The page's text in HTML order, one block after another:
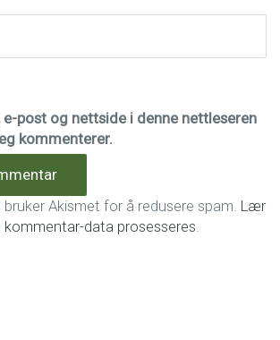
post og nettside i denne nettleseren
kommenterer.
Akismet for å redusere spam. Lær
kommentar-data prosesseres.